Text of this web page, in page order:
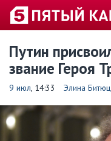
Путин
звание Героя
9 июл, 14:33 Элина